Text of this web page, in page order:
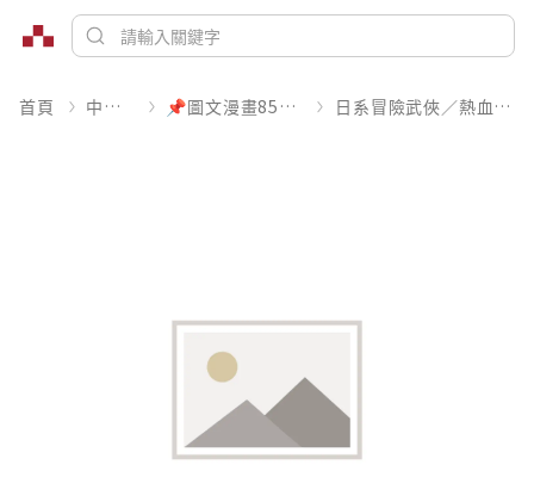
首頁 中文書 📌圖文漫畫85折起 日系冒險武俠／熱血運動